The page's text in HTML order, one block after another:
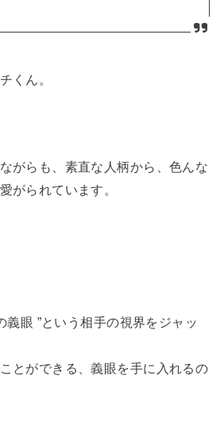
くん。
がらも、素直な人柄から、色んな
がられています。
義眼 ”という相手の視界をジャッ
とができる、義眼を手に入れるの